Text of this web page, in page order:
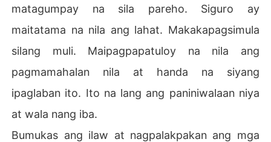
matagumpay na sila pareho. Siguro ay
maitatama na nila ang lahat. Makakapagsimula
silang muli. Maipagpapatuloy na nila ang
pagmamahalan nila at handa na siyang
ipaglaban ito. Ito na lang ang paniniwalaan niya
at wala nang iba.
Bumukas ang ilaw at nagpalakpakan ang mga